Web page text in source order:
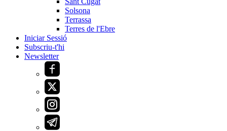
Solsona
Terrassa
Terres de l'Ebre
Iniciar Sessió
Subscriu-t'hi
Newsletter